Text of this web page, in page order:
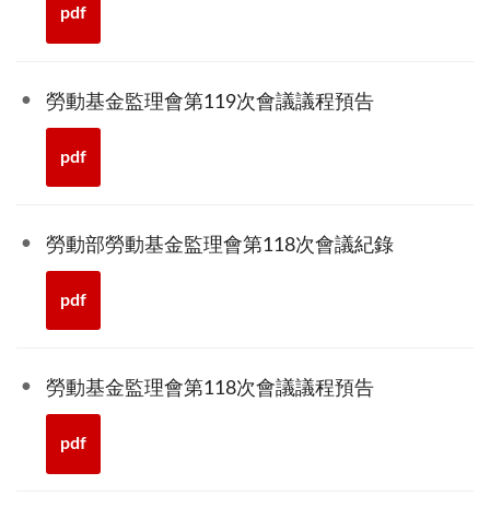
pdf
勞動基金監理會第119次會議議程預告
pdf
勞動部勞動基金監理會第118次會議紀錄
pdf
勞動基金監理會第118次會議議程預告
pdf